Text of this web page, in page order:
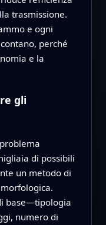
trasmissione.
e ogni
perché
e la
gli
di possibili
un metodo di
base—tipologia
numero di